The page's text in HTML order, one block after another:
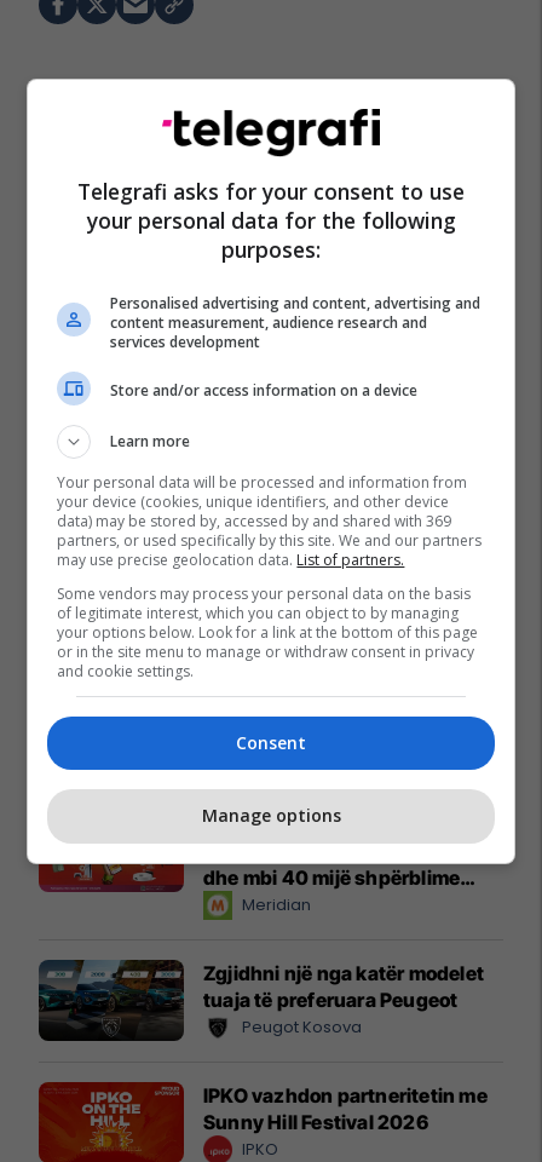
Reklamo këtu
Këtë herë me kartelë
gërvishtëse plotësisht digjitale
dhe mbi 40 mijë shpërblime
instant!Meridian
Zgjidhni një nga katër modelet
tuaja të preferuara Peugeot
Peugot Kosova
IPKO vazhdon partneritetin me
Sunny Hill Festival 2026
IPKO
Telegrafi asks for your consent to use
your personal data for the following
purposes:
Personalised advertising and content, advertising and
content measurement, audience research and
services development
Store and/or access information on a device
Learn more
Your personal data will be processed and information from
your device (cookies, unique identifiers, and other device
data) may be stored by, accessed by and shared with 369
partners, or used specifically by this site. We and our partners
may use precise geolocation data. List of partners.
Some vendors may process your personal data on the basis
of legitimate interest, which you can object to by managing
your options below. Look for a link at the bottom of this page
or in the site menu to manage or withdraw consent in privacy
and cookie settings.
Consent
Manage options